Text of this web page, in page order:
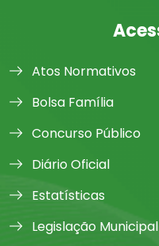
Atos Normativos
Bolsa Família
Concurso Público
Diário Oficial
Estatísticas
Legislação Municipal